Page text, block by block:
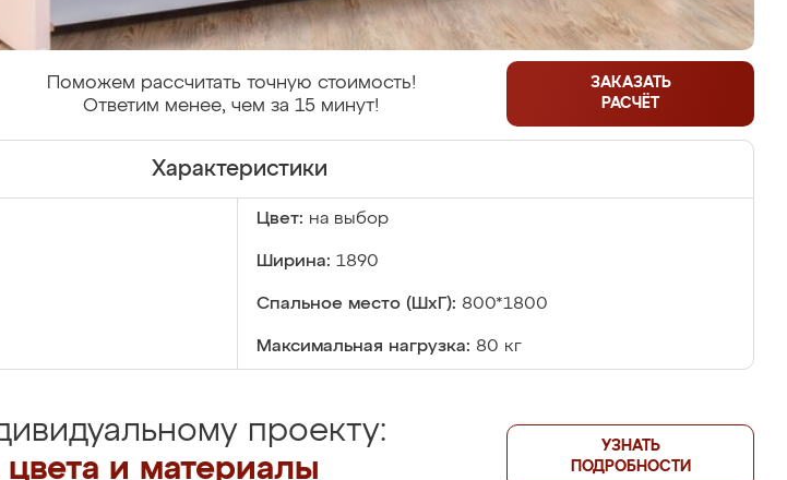
Поможем рассчитать точную стоимость!
Ответим менее, чем за 15 минут!
ЗАКАЗАТЬ
РАСЧЁТ
Характеристики
Цвет: на выбор
Ширина: 1890
Спальное место (ШхГ): 800*1800
Максимальная нагрузка: 80 кг
проекту:
и материалы
УЗНАТЬ
ПОДРОБНОСТИ